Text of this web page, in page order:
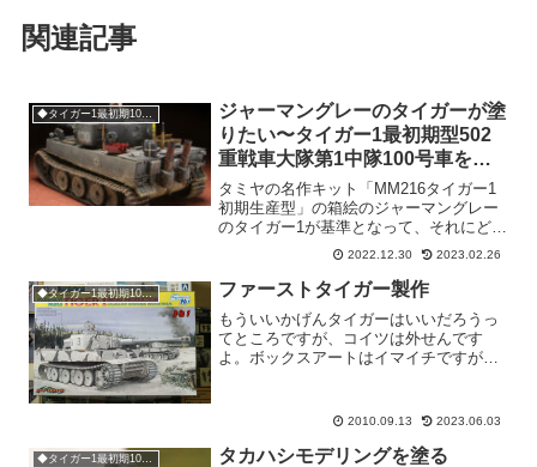
関連記事
◆タイガー1最初期100号車
ジャーマングレーのタイガーが塗
りたい〜タイガー1最初期型502
重戦車大隊第1中隊100号車を作
る。完成写真編
タミヤの名作キット「MM216タイガー1
初期生産型」の箱絵のジャーマングレー
のタイガー1が基準となって、それにどう
やら別解釈があるようだぞとなって、あ
ぁあれはダークイエローでドイツ風に呼
ぶとドゥンケルゲルプを塗らなくてはい
かん。でもなんだか...
2022.12.30 2023.02.26
◆タイガー1最初期100号車 ファーストタイガー製作
もういいかげんタイガーはいいだろうっ
てところですが、コイツは外せんです
よ。ボックスアートはイマイチですが、
ステンの種類と取り付け位置などが選べ
2010.09.13 2023.06.03
◆タイガー1最初期100号車 タカハシモデリングを塗る